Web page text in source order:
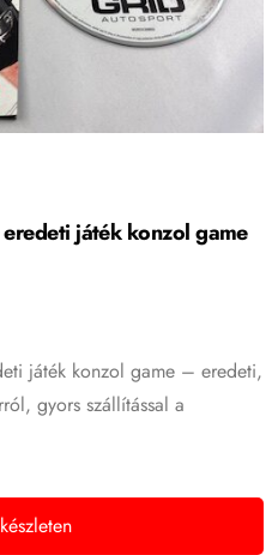
játék konzol game
játék konzol game – eredeti,
gyors szállítással a